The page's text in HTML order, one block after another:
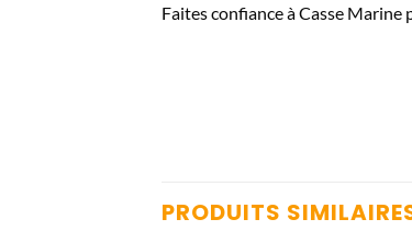
Faites confiance à Casse
PRODUITS